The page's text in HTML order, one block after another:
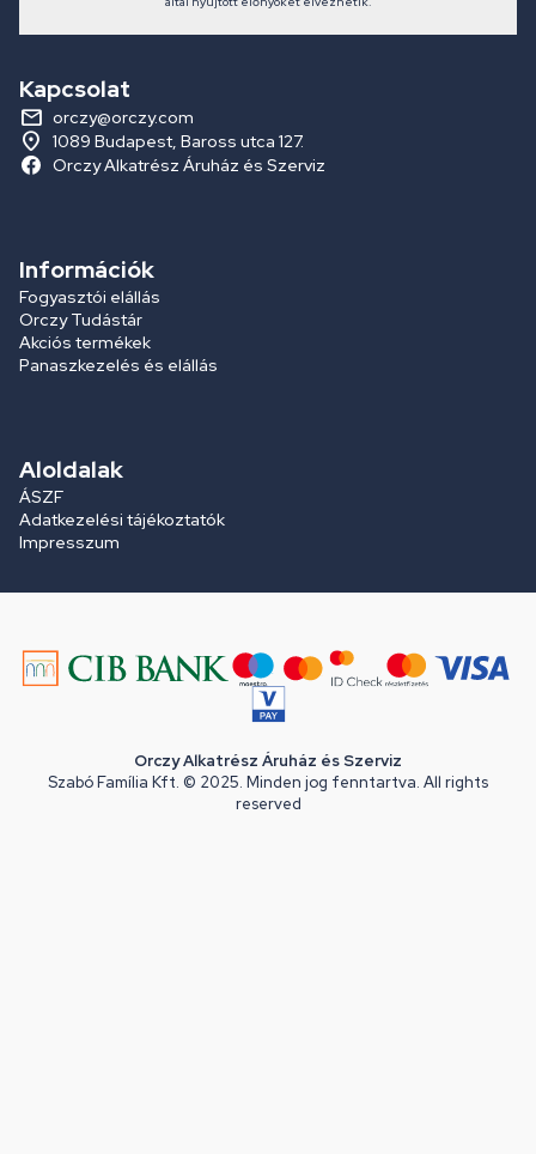
Kapcsolat
orczy@orczy.com
1089 Budapest, Baross utca 127.
Orczy Alkatrész Áruház és Szerviz
Információk
Fogyasztói elállás
Orczy Tudástár
Akciós termékek
Panaszkezelés és elállás
Aloldalak
ÁSZF
Adatkezelési tájékoztatók
Impresszum
Orczy Alkatrész Áruház és Szerviz
Szabó Família Kft. © 2025. Minden jog fenntartva. All rights
reserved